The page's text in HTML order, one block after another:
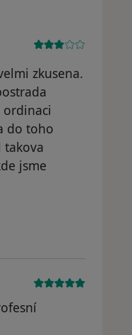
zkusena.
ordinaci
do toho
takova
jsme
odstraněn